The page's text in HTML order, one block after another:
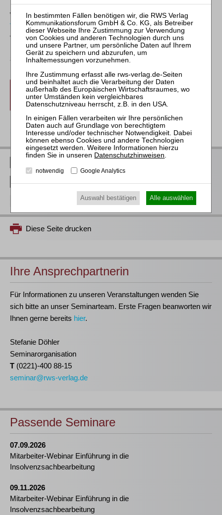
Wenn Sie sich auch für das Webinar Mitarbeiter-Webinar
Vertiefung der Insolvenzsachbearbeitung zum Paketpreis
von 1.000,00 € zzgl. MwSt. (= brutto 1.190,00 €) anmelden
möchten, gehen Sie über Anmeldung zum Webinarpaket.
Sie sparen 150 €!
anmelden
Webinarpaket
zurück
RWS Verlag bei Facebook
RWS Verlag bei Instagram
Diese Seite drucken
Ihre Ansprechpartnerin
Für Informationen zu unseren Veranstaltungen wenden Sie
sich bitte an unser Seminarteam. Erste Fragen beanworten wir
Ihnen gerne bereits hier.
Stefanie Döhler
Seminarorganisation
T (0221)-400 88-15
seminar@rws-verlag.de
Passende Seminare
07.09.2026
Mitarbeiter-Webinar Einführung in die
Insolvenzsachbearbeitung
09.11.2026
Mitarbeiter-Webinar Einführung in die
Insolvenzsachbearbeitung
Datenschutzhinweisen.
notwendig Google Analytics
Auswahl bestätigen Alle auswählen